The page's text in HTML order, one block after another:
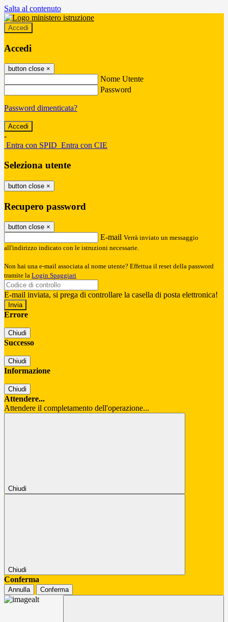
Salta al contenuto
Accedi
Accedi
button close ×
Nome Utente
Password
Password dimenticata?
-
Entra con SPID Entra con CIE
Seleziona utente
button close ×
Recupero password
button close ×
E-mail Verrà inviato un messaggio
all'indirizzo indicato con le istruzioni necessarie.
Non hai una e-mail associata al nome utente? Effettua il reset della password
tramite la Login Spaggiari
E-mail inviata, si prega di controllare la casella di posta elettronica!
Errore
Chiudi
Successo
Chiudi
Informazione
Chiudi
Attendere...
Attendere il completamento dell'operazione...
Chiudi
Chiudi
Conferma
Annulla Conferma